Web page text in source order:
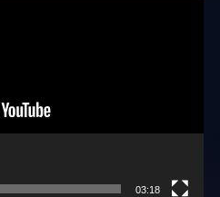
03:18